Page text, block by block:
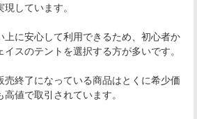
しています。
上に安心して利用できるため、初心者か
スのテントを選択する方が多いです。
売終了になっている商品はとくに希少価
値で取引されています。